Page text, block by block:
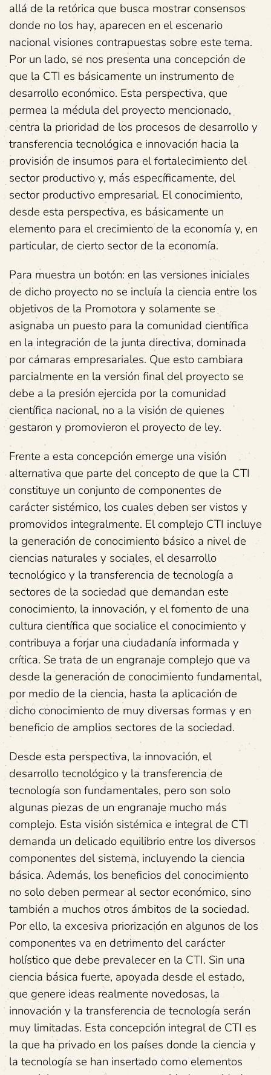
allá de la retórica que busca mostrar consensos
donde no los hay, aparecen en el escenario
nacional visiones contrapuestas sobre este tema.
Por un lado, se nos presenta una concepción de
que la CTI es básicamente un instrumento de
desarrollo económico. Esta perspectiva, que
permea la médula del proyecto mencionado,
centra la prioridad de los procesos de desarrollo y
transferencia tecnológica e innovación hacia la
provisión de insumos para el fortalecimiento del
sector productivo y, más específicamente, del
sector productivo empresarial. El conocimiento,
desde esta perspectiva, es básicamente un
elemento para el crecimiento de la economía y, en
particular, de cierto sector de la economía.
Para muestra un botón: en las versiones iniciales
de dicho proyecto no se incluía la ciencia entre los
objetivos de la Promotora y solamente se
asignaba un puesto para la comunidad científica
en la integración de la junta directiva, dominada
por cámaras empresariales. Que esto cambiara
parcialmente en la versión final del proyecto se
debe a la presión ejercida por la comunidad
científica nacional, no a la visión de quienes
gestaron y promovieron el proyecto de ley.
Frente a esta concepción emerge una visión
alternativa que parte del concepto de que la CTI
constituye un conjunto de componentes de
carácter sistémico, los cuales deben ser vistos y
promovidos integralmente. El complejo CTI incluye
la generación de conocimiento básico a nivel de
ciencias naturales y sociales, el desarrollo
tecnológico y la transferencia de tecnología a
sectores de la sociedad que demandan este
conocimiento, la innovación, y el fomento de una
cultura científica que socialice el conocimiento y
contribuya a forjar una ciudadanía informada y
crítica. Se trata de un engranaje complejo que va
desde la generación de conocimiento fundamental,
por medio de la ciencia, hasta la aplicación de
dicho conocimiento de muy diversas formas y en
beneficio de amplios sectores de la sociedad.
Desde esta perspectiva, la innovación, el
desarrollo tecnológico y la transferencia de
tecnología son fundamentales, pero son solo
algunas piezas de un engranaje mucho más
complejo. Esta visión sistémica e integral de CTI
demanda un delicado equilibrio entre los diversos
componentes del sistema, incluyendo la ciencia
básica. Además, los beneficios del conocimiento
no solo deben permear al sector económico, sino
también a muchos otros ámbitos de la sociedad.
Por ello, la excesiva priorización en algunos de los
componentes va en detrimento del carácter
holístico que debe prevalecer en la CTI. Sin una
ciencia básica fuerte, apoyada desde el estado,
que genere ideas realmente novedosas, la
innovación y la transferencia de tecnología serán
muy limitadas. Esta concepción integral de CTI es
la que ha privado en los países donde la ciencia y
la tecnología se han insertado como elementos